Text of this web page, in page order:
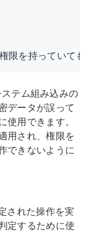
限を持っていて
テム組み込みの
データが誤って
用できます。
用され、権限を
できないように
された操作を実
定するために使